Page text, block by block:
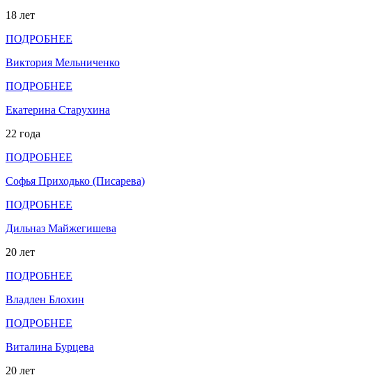
18 лет
ПОДРОБНЕЕ
Виктория Мельниченко
ПОДРОБНЕЕ
Екатерина Старухина
22 года
ПОДРОБНЕЕ
Софья Приходько (Писарева)
ПОДРОБНЕЕ
Дильназ Майжегишева
20 лет
ПОДРОБНЕЕ
Владлен Блохин
ПОДРОБНЕЕ
Виталина Бурцева
20 лет